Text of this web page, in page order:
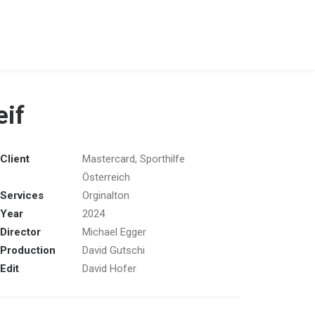
Client
Mastercard, Sporthilfe
Österreich
Services
Orginalton
Year
2024
Director
Michael Egger
Production
David Gutschi
Edit
David Hofer